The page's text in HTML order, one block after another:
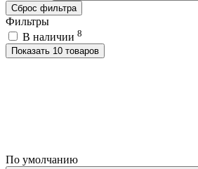
Сброс фильтра
Фильтры
В наличии 8
Показать 10 товаров
По умолчанию